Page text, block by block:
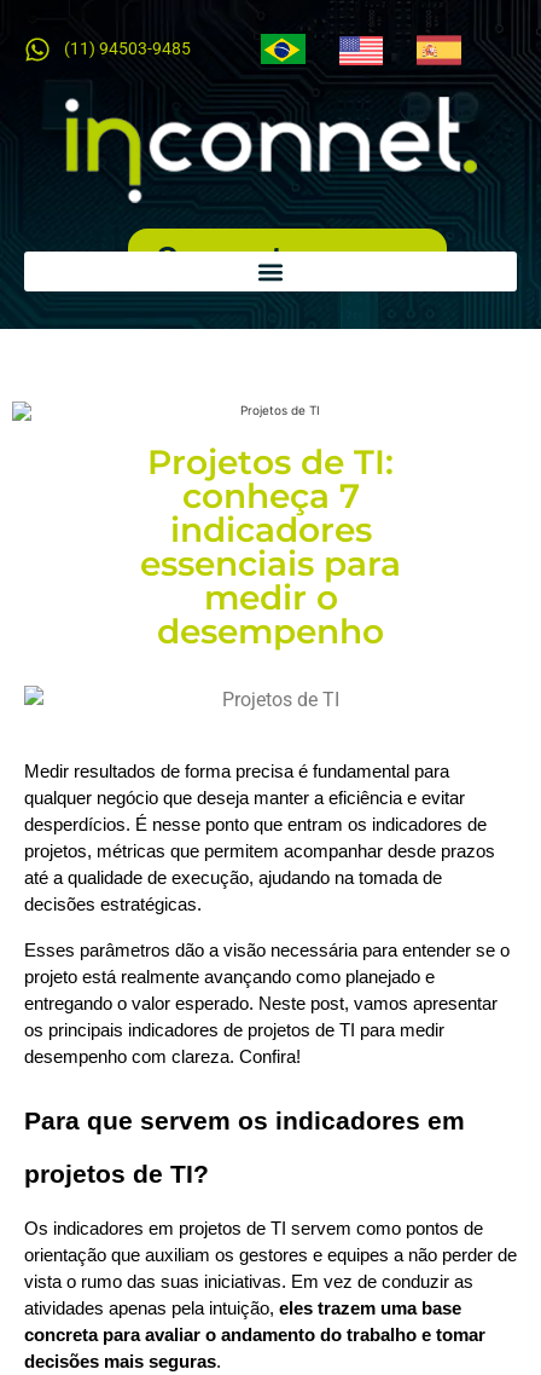
(11) 94503-9485
Orçamento expresso
Projetos de TI:
conheça 7
indicadores
essenciais para
medir o
desempenho
Medir resultados de forma precisa é fundamental para
qualquer negócio que deseja manter a eficiência e evitar
desperdícios. É nesse ponto que entram os indicadores de
projetos, métricas que permitem acompanhar desde prazos
até a qualidade de execução, ajudando na tomada de
decisões estratégicas.
Esses parâmetros dão a visão necessária para entender se o
projeto está realmente avançando como planejado e
entregando o valor esperado. Neste post, vamos apresentar
os principais indicadores de projetos de TI para medir
desempenho com clareza. Confira!
Para que servem os indicadores em
projetos de TI?
Os indicadores em projetos de TI servem como pontos de
orientação que auxiliam os gestores e equipes a não perder de
vista o rumo das suas iniciativas. Em vez de conduzir as
atividades apenas pela intuição, eles trazem uma base
concreta para avaliar o andamento do trabalho e tomar
decisões mais seguras.